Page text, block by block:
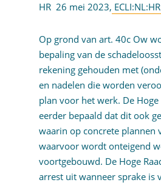
HR 26 mei 2023,
Op grond van art. 40c Ow
bepaling van de
rekening gehouden met
en nadelen die worden
plan voor het werk. De Hoge
eerder bepaald dat dit ook
waarin op concrete plannen
waarvoor wordt onteigend
voortgebouwd. De Hoge
arrest uit wanneer sprake is